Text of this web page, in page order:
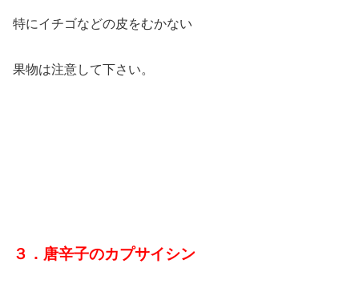
特にイチゴなどの皮をむかない
果物は注意して下さい。
３．唐辛子のカプサイシン